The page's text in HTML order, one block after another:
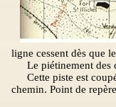
ligne cessent dès que
Le piétinement des
Cette piste est
chemin. Point de